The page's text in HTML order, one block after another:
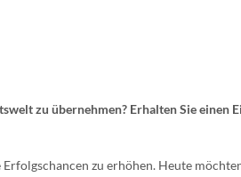
zu übernehmen? Erhalten Sie einen
zu erhöhen. Heute